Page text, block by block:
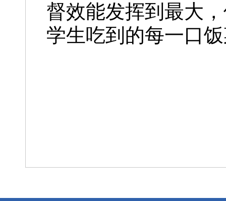
督效能发挥到最大
学生吃到的每一口